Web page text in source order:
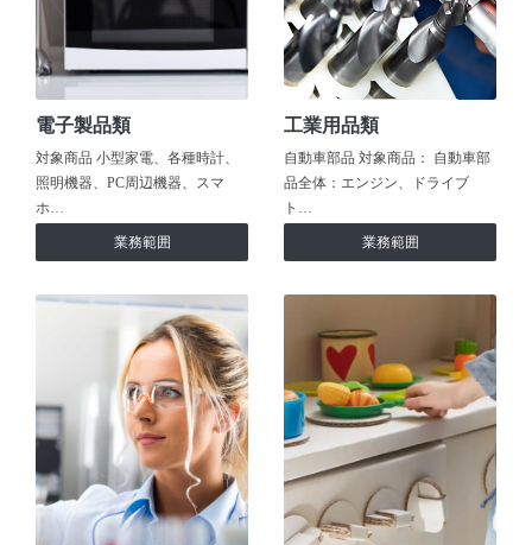
電子製品類
対象商品 小型家電、各種時計、
照明機器、PC周辺機器、スマ
ホ…
業務範囲
工業用品類
自動車部品 対象商品： 自動車部
品全体：エンジン、ドライブ
ト…
業務範囲